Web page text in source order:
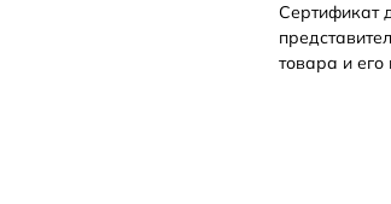
Сертификат
товара и его